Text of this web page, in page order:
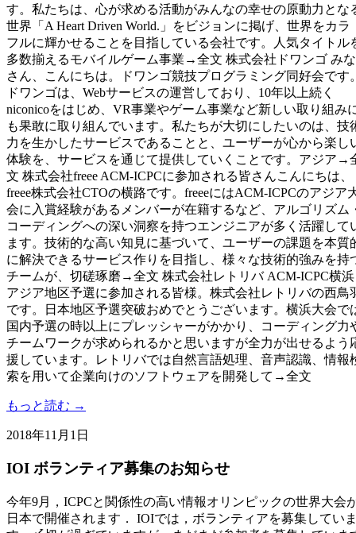
す。私たちは、心が求める活動がみんなの幸せの原動力とな
世界「A Heart Driven World.」をビジョンに掲げ、世界をカラ
フルに輝かせることを目指している会社です。人気タイトル
多数揃えるモバイルゲーム事業→全文 株式会社ドワンゴ みな
さん、こんにちは。ドワンゴ競技プログラミング同好会です
ドワンゴは、Webサービスの運営しており、10年以上続く
niconicoをはじめ、VR事業やゲーム事業など新しい取り組み
も果敢に取り組んでいます。私たちが大切にしたいのは、技
力を生かしたサービスであることと、ユーザーが心から楽し
体験を、サービスを通じて提供していくことです。アジア→
文 株式会社freee ACM-ICPCに参加される皆さんこんにちは、
freee株式会社CTOの横路です。freeeにはACM-ICPCのアジア
会に入賞経験があるメンバーが在籍するなど、アルゴリズム
コーディングへの深い洞察を持つエンジニアが多く活躍して
ます。技術的な高い知見に基づいて、ユーザーの課題を本質
に解決できるサービス作りを目指し、様々な技術的強みを持
チームが、切磋琢磨→全文 株式会社レトリバ ACM-ICPC横浜
アジア地区予選に参加される皆様。株式会社レトリバの西鳥
です。日本地区予選突破おめでとうございます。横浜大会で
国内予選の時以上にプレッシャーがかかり、コーディング力
チームワークが求められるかと思いますが全力が出せるよう
援しています。レトリバでは自然言語処理、音声認識、情報
索を用いて企業向けのソフトウェアを開発して→全文
もっと読む →
2018年11月1日
IOI ボランティア募集のお知らせ
今年9月，ICPCと関係性の高い情報オリンピックの世界大会
日本で開催されます． IOIでは，ボランティアを募集してい